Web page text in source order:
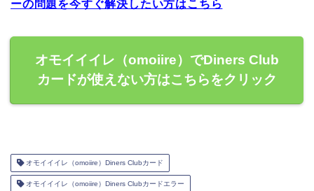
ーの問題を今すぐ解決したい方はこちら
オモイイイレ（omoiire）でDiners Club
カードが使えない方はこちらをクリック
オモイイイレ（omoiire）Diners Clubカード
オモイイイレ（omoiire）Diners Clubカードエラー